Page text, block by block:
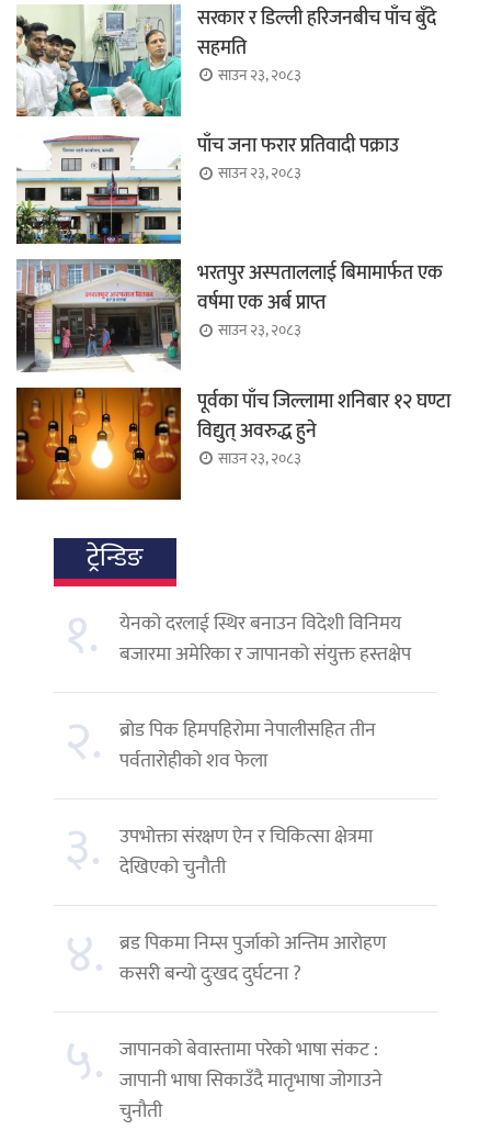
सरकार र डिल्ली हरिजनबीच पाँच बुँदे
सहमति
साउन २३, २०८३
पाँच जना फरार प्रतिवादी पक्राउ
साउन २३, २०८३
भरतपुर अस्पताललाई बिमामार्फत एक
वर्षमा एक अर्ब प्राप्त
साउन २३, २०८३
पूर्वका पाँच जिल्लामा शनिबार १२ घण्टा
विद्युत् अवरुद्ध हुने
साउन २३, २०८३
ट्रेन्डिङ
१.
येनको दरलाई स्थिर बनाउन विदेशी विनिमय
बजारमा अमेरिका र जापानको संयुक्त हस्तक्षेप
२. ब्रोड पिक हिमपहिरोमा नेपालीसहित तीन
पर्वतारोहीको शव फेला
३.
उपभोक्ता संरक्षण ऐन र चिकित्सा क्षेत्रमा
देखिएको चुनौती
४. ब्रड पिकमा निम्स पुर्जाको अन्तिम आरोहण
कसरी बन्यो दुःखद दुर्घटना ?
५. जापानको बेवास्तामा परेको भाषा संकट :
जापानी भाषा सिकाउँदै मातृभाषा जोगाउने
चुनौती